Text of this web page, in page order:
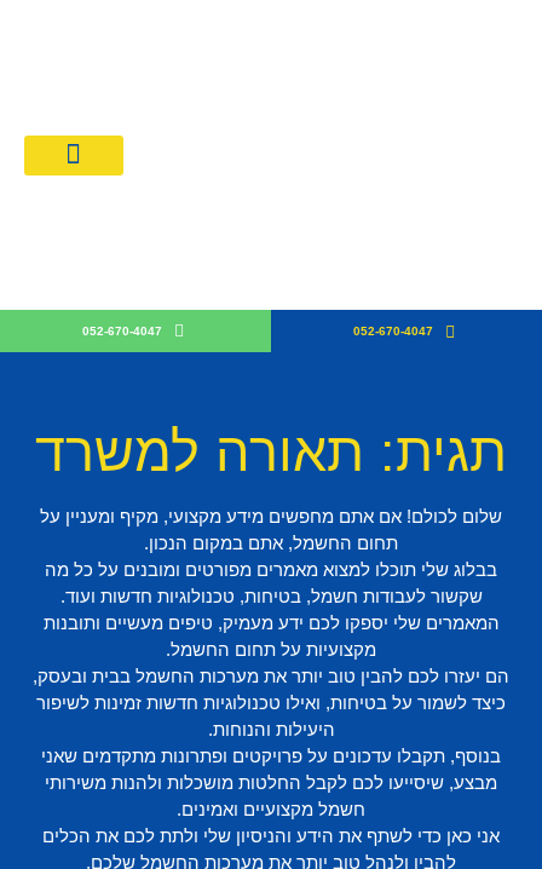
052-670-4047
052-670-4047
תגית: תאורה למשרד
שלום לכולם! אם אתם מחפשים מידע מקצועי, מקיף ומעניין על
תחום החשמל, אתם במקום הנכון.
בבלוג שלי תוכלו למצוא מאמרים מפורטים ומובנים על כל מה
שקשור לעבודות חשמל, בטיחות, טכנולוגיות חדשות ועוד.
המאמרים שלי יספקו לכם ידע מעמיק, טיפים מעשיים ותובנות
מקצועיות על תחום החשמל.
הם יעזרו לכם להבין טוב יותר את מערכות החשמל בבית ובעסק,
כיצד לשמור על בטיחות, ואילו טכנולוגיות חדשות זמינות לשיפור
היעילות והנוחות.
בנוסף, תקבלו עדכונים על פרויקטים ופתרונות מתקדמים שאני
מבצע, שיסייעו לכם לקבל החלטות מושכלות ולהנות משירותי
חשמל מקצועיים ואמינים.
אני כאן כדי לשתף את הידע והניסיון שלי ולתת לכם את הכלים
להבין ולנהל טוב יותר את מערכות החשמל שלכם.